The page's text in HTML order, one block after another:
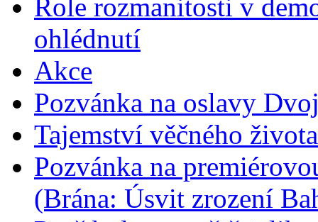
Role rozmanitosti v
ohlédnutí
Akce
Pozvánka na oslavy
Tajemství věčného života
Pozvánka na
(Brána: Úsvit zrození